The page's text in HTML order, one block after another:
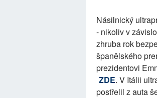
Násilnický
- nikoliv v
zhruba rok
španělského
prezidentovi
ZDE. V Itálii
postřelil z auta